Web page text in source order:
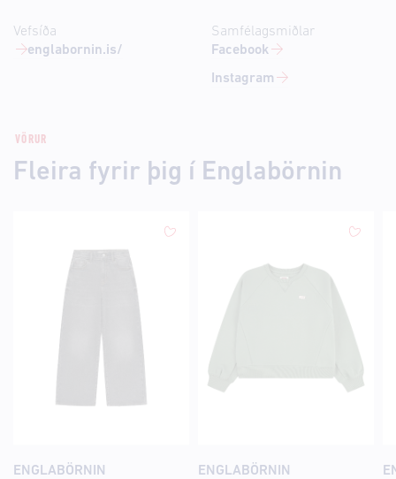
Vefsíða
englabornin.is/
Samfélagsmiðlar
Facebook
Instagram
VÖRUR
Fleira fyrir þig í Englabörnin
ENGLABÖRNIN
ENGLABÖRNIN